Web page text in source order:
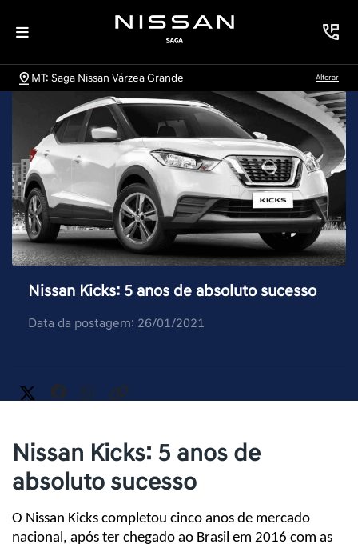
MT: Saga Nissan Várzea Grande Alterar
Nissan Kicks: 5 anos de absoluto sucesso
Data da postagem: 26/01/2021
Nissan Kicks: 5 anos de
absoluto sucesso
O Nissan Kicks completou cinco anos de mercado
nacional, após ter chegado ao Brasil em 2016 com as